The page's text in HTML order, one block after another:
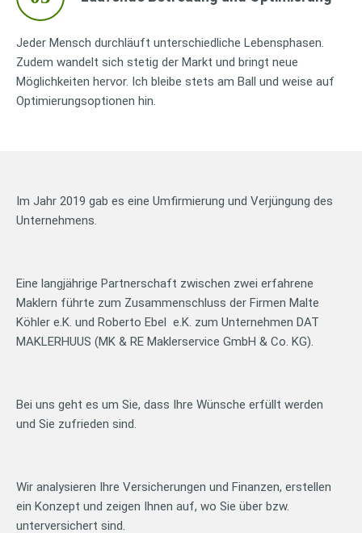
Jeder Mensch durchläuft unterschiedliche Lebensphasen.
Zudem wandelt sich stetig der Markt und bringt neue
Möglichkeiten hervor. Ich bleibe stets am Ball und weise auf
Optimierungsoptionen hin.
Im Jahr 2019 gab es eine Umfirmierung und Verjüngung des
Unternehmens.
Eine langjährige Partnerschaft zwischen zwei erfahrene
Maklern führte zum Zusammenschluss der Firmen Malte
Köhler e.K. und Roberto Ebel e.K. zum Unternehmen DAT
MAKLERHUUS (MK & RE Maklerservice GmbH & Co. KG).
Bei uns geht es um Sie, dass Ihre Wünsche erfüllt werden
und Sie zufrieden sind.
Wir analysieren Ihre Versicherungen und Finanzen, erstellen
ein Konzept und zeigen Ihnen auf, wo Sie über bzw.
unterversichert sind.